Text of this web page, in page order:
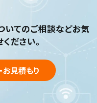
いてのご相談などお気
ださい。
お見積もり